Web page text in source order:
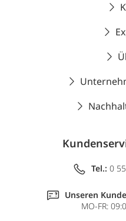
Tel.: 0
Unseren
MO-FR: